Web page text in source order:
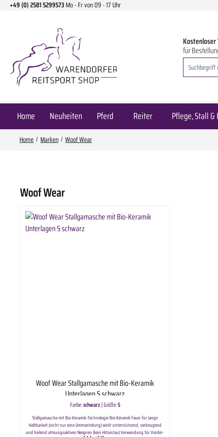
Hauptinhalt springen
Zur Suche springen
Zur Hauptnavigation springen
+49 (0) 2581 5299573Mo - Fr von 09 - 17 Uhr
für
Home Neuheiten Pferd Reiter Pflege, Stall &
Home Marken Woof Wear
Woof Wear
Woof Wear Stallgamasche mit Bio-Keramik
Unterlagen S schwarz
Farbe:schwarz|Größe:S
Stallgamasche mit Bio-Keramik-Technologie Bio-Keramik Faser für lange
Haltbarkeit (nicht nur eine Ummantelung) wirkt unterstützend, vorbeugend
und heilend atmungsaktives Neopren (kein Hitzestau) Verwendung für Vorder-